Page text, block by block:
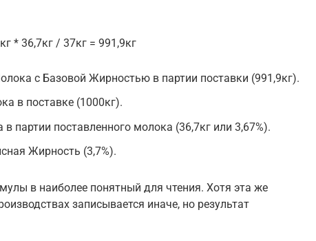
36,7кг / 37кг = 991,9кг
с Базовой Жирностью в партии поставки (991,9кг).
в поставке (1000кг).
партии поставленного молока (36,7кг или 3,67%).
Жирность (3,7%).
в наиболее понятный для чтения. Хотя эта же
записывается иначе, но результат